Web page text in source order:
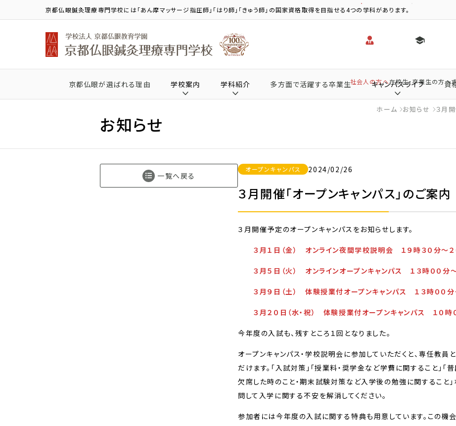
京都仏眼鍼灸理療専門学校には「あん摩マッサージ指圧師」「はり師」「きゅう師」の国家資格取得を目指せる4つの学科があります。
社会人の方へ在校生・卒業生の方へ
京都仏眼が選ばれる理由 学校案内 学科紹介 多方面で活躍する卒業生 キャンパスライフ 資
お知らせ
ホーム お知らせ ３月
オープンキャンパス 2024/02/26
３月開催「オープンキャンパス」のご案内
３月開催予定のオープンキャンパスをお知らせします。
３月１日（金） オンライン夜間学校説明会 １９時３０分～２
３月５日（火） オンラインオープンキャンパス １３時００分
３月９日（土） 体験授業付オープンキャンパス １３時００分
３月２０日（水・祝） 体験授業付オープンキャンパス １０時
今年度の入試も、残すところ１回となりました。
オープンキャンパス・学校説明会に参加していただくと、専任教
だけます。「入試対策」「授業料・奨学金など学費に関すること」
欠席した時のこと・期末試験対策など入学後の勉強に関すること
問して入学に関する不安を解消してください。
参加者には今年度の入試に関する特典も用意しています。この機
一覧へ戻る